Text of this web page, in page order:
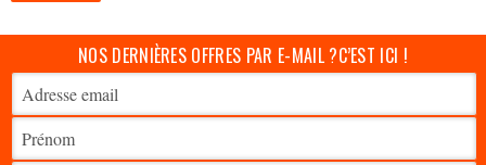
NOS DERNIÈRES OFFRES PAR E-MAIL ?C’EST ICI !